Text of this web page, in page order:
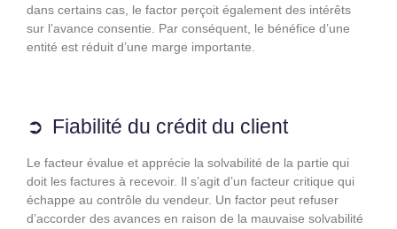
dans certains cas, le factor perçoit également des intérêts
sur l’avance consentie. Par conséquent, le bénéfice d’une
entité est réduit d’une marge importante.
Fiabilité du crédit du client
Le facteur évalue et apprécie la solvabilité de la partie qui
doit les factures à recevoir. Il s’agit d’un facteur critique qui
échappe au contrôle du vendeur. Un factor peut refuser
d’accorder des avances en raison de la mauvaise solvabilité